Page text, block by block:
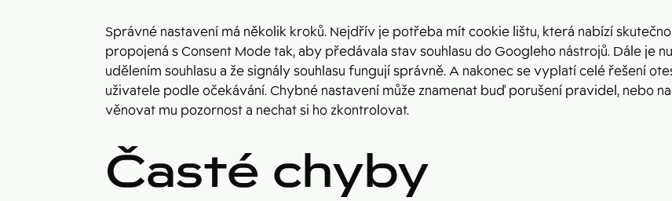
Správné nastavení má několik kroků. Nejdřív je potřeba mít cookie lištu, která nabízí
propojená s Consent Mode tak, aby předávala stav souhlasu do Googleho nástrojů. Dále je
udělením souhlasu a že signály souhlasu fungují správně. A nakonec se vyplatí celé řešení
uživatele podle očekávání. Chybné nastavení může znamenat buď porušení pravidel, nebo
věnovat mu pozornost a nechat si ho zkontrolovat.
Časté chyby